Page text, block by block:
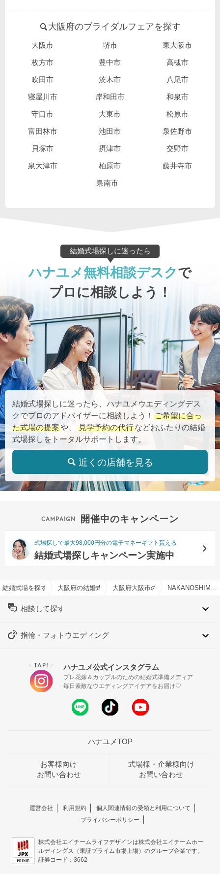
大阪府のブライダルフェアを探す
大阪市 堺市 東大阪市
枚方市 豊中市 高槻市
吹田市 茨木市 八尾市
寝屋川市 岸和田市 和泉市
守口市 大東市 松原市
富田林市 池田市 泉佐野市
貝塚市 摂津市 交野市
泉大津市 柏原市 藤井寺市
泉南市
結婚式場探しに迷ったら
ハナユメ無料相談デスクで
プロに相談しよう！
結婚式場探しに迷ったら、ハナユメウエディングデス
クでプロのアドバイザーに相談しよう！ ご希望に合っ
た式場の提案や、 見学予約の代行などおふたりの結婚
式場探しをトータルサポートします。
近くの店舗を見る
開催中のキャンペーン
式場探しで最大98,000円分の電子マネーギフト貰える
結婚式場探しキャンペーン実施中
結婚式場を探すならハナユメ大阪府の結婚式場一覧大阪府大阪市の結婚式場一覧 NAKANOSHIMA TERRACE # AND MEで結婚式
相談して探す
指輪・フォトウエディング
＼ TAP! ／ ハナユメ公式インスタグラム
プレ花嫁＆カップルのための結婚式準備メディア
毎日素敵なウエディングアイデアをお届け♡
ハナユメTOP
お客様向け
お問い合わせ
式場様・企業様向け
お問い合わせ
運営会社 利用規約
個人関連情報の受領と利用について
プライバシーポリシー
株式会社エイチームライフデザインは株式会社エイチームホー
ルディングス（東証プライム市場上場）のグループ企業です。
証券コード：3662